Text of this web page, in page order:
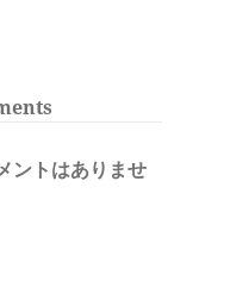
ントはありませ